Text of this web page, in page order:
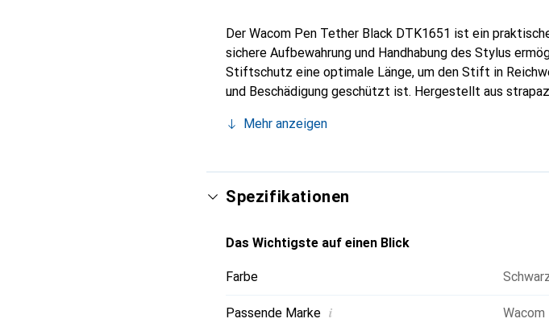
Der Wacom Pen Tether Black DTK1651 ist ein
sichere Aufbewahrung und Handhabung des Stylus
Stiftschutz eine optimale Länge, um den Stift in
und Beschädigung geschützt ist. Hergestellt aus
mit Wacom-Geräten arbeiten. Die Kompatibilität mit
Arbeitsumgebungen eingesetzt werden kann. Der
unauffälliges Design, das sich nahtlos in die bestehende
Mehr anzeigen
Spezifikationen
Das Wichtigste auf einen Blick
Farbe
Passende Marke i Wacom